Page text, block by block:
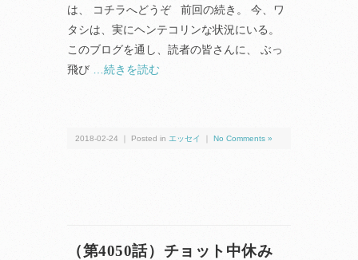
は、 コチラへどうぞ 前回の続き。 今、ワ
タシは、実にヘンテコリンな状況にいる。
このブログを通し、読者の皆さんに、 ぶっ
飛び …続きを読む
2018-02-24 ｜ Posted in エッセイ No Comments »
（第4050話）チョット中休み